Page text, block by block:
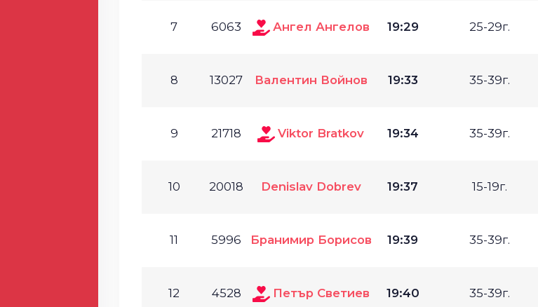
7 6063 Ангел Ангелов 19:29 25-29г.
8 13027 Валентин Войнов 19:33 35-39г.
9 21718 Viktor Bratkov 19:34 35-39г.
10 20018 Denislav Dobrev 19:37 15-19г.
11 5996 Бранимир Борисов 19:39 35-39г.
12 4528 Петър Светиев 19:40 35-39г.